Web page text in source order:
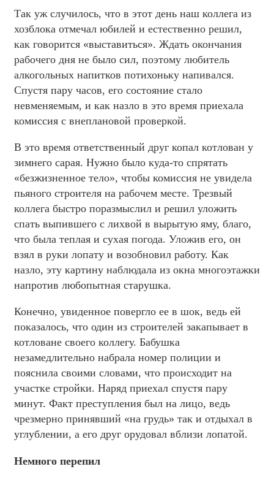
Так уж случилось, что в этот день наш коллега из
хозблока отмечал юбилей и естественно решил,
как говорится «выставиться». Ждать окончания
рабочего дня не было сил, поэтому любитель
алкогольных напитков потихоньку напивался.
Спустя пару часов, его состояние стало
невменяемым, и как назло в это время приехала
комиссия с внеплановой проверкой.
В это время ответственный друг копал котлован у
зимнего сарая. Нужно было куда-то спрятать
«безжизненное тело», чтобы комиссия не увидела
пьяного строителя на рабочем месте. Трезвый
коллега быстро поразмыслил и решил уложить
спать выпившего с лихвой в вырытую яму, благо,
что была теплая и сухая погода. Уложив его, он
взял в руки лопату и возобновил работу. Как
назло, эту картину наблюдала из окна многоэтажки
напротив любопытная старушка.
Конечно, увиденное повергло ее в шок, ведь ей
показалось, что один из строителей закапывает в
котловане своего коллегу. Бабушка
незамедлительно набрала номер полиции и
пояснила своими словами, что происходит на
участке стройки. Наряд приехал спустя пару
минут. Факт преступления был на лицо, ведь
чрезмерно принявший «на грудь» так и отдыхал в
углублении, а его друг орудовал вблизи лопатой.
Немного перепил